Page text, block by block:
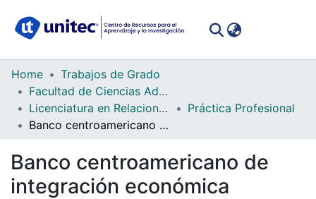
Communities
Collections
Statistics
Home
Trabajos de Grado
Facultad de Ciencias Administrativas y Sociales
Licenciatura en Relaciones Internacionales
Práctica Profesional
Banco centroamericano de integración económica
Banco centroamericano de
integración económica